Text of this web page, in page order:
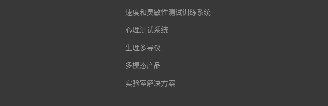
速度和灵敏性测试训练系统
心理测试系统
生理多导仪
多模态产品
实验室解决方案